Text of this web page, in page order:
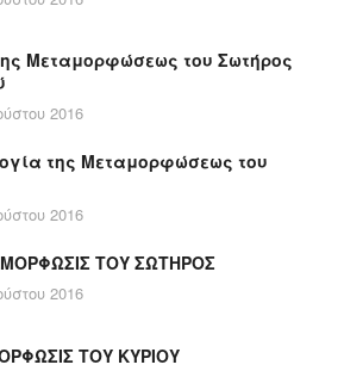
Μεταμορφώσεως του Σωτήρος
2016
της Μεταμορφώσεως του
2016
ΤΟΥ ΣΩΤΗΡΟΣ
2016
ΤΟΥ ΚΥΡΙΟΥ